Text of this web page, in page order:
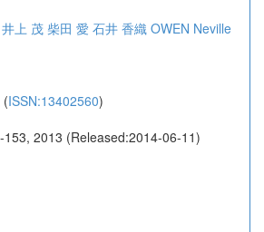
井上 茂 柴田 愛 石井 香織 OWEN Neville
(ISSN:13402560)
2013 (Released:2014-06-11)